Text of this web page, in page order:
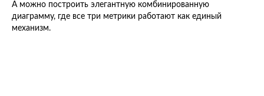
А можно построить элегантную комбинированную
диаграмму, где все три метрики работают как единый
механизм.